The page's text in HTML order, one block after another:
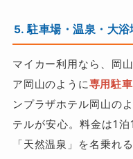
5. 駐車場・温泉・大
マイカー利用なら、岡
ア岡山のように専用駐
ンプラザホテル岡山の
テルが安心。料金は1
「天然温泉」を名乗れ